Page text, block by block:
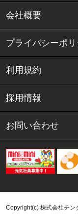
会社概要
プライバシーポ
利用規約
採用情報
お問い合わせ
Copyright(c) 株式会社チ